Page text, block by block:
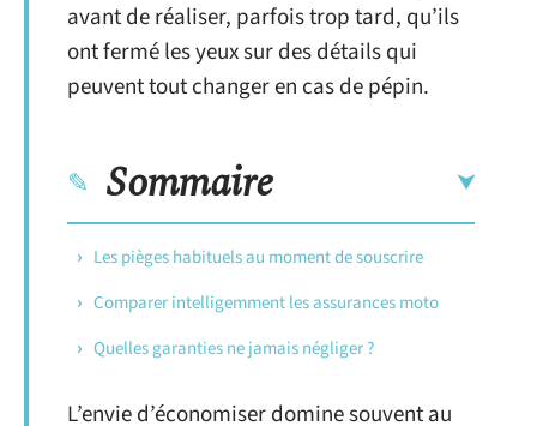
avant de réaliser, parfois trop tard, qu’ils
ont fermé les yeux sur des détails qui
peuvent tout changer en cas de pépin.
Sommaire
Les pièges habituels au moment de souscrire
Comparer intelligemment les assurances moto
Quelles garanties ne jamais négliger ?
L’envie d’économiser domine souvent au